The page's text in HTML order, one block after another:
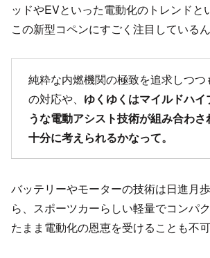
ッドやEVといった電動化のトレンドと
この新型コペンにすごく注目しているん
純粋な内燃機関の極致を追求しつ
の対応や、 ゆくゆくはマイルドハイ
うな電動アシスト技術が組み合わさ
十分に考えられるかなって。
バッテリーやモーターの技術は日進月
ら、スポーツカーらしい軽量でコンパ
たまま電動化の恩恵を受けることも不